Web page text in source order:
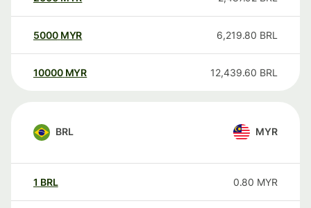
5000 MYR 6,219.80 BRL
10000 MYR 12,439.60 BRL
BRL MYR
1 BRL 0.80 MYR